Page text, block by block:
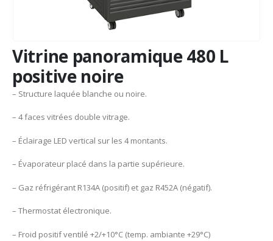
Vitrine panoramique 480 L
positive noire
– Structure laquée blanche ou noire.
– 4 faces vitrées double vitrage.
– Éclairage LED vertical sur les 4 montants.
– Évaporateur placé dans la partie supérieure.
– Gaz réfrigérant R134A (positif) et gaz R452A (négatif).
– Thermostat électronique.
– Froid positif ventilé +2/+10°C (temp. ambiante +29°C)